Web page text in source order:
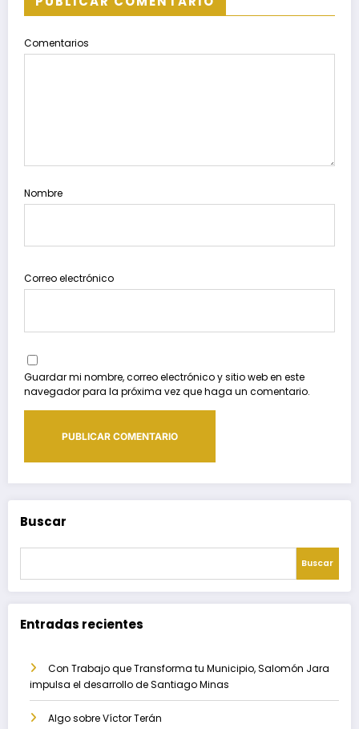
Comentarios
Nombre
Correo electrónico
Guardar mi nombre, correo electrónico y sitio web en este
navegador para la próxima vez que haga un comentario.
Buscar
Buscar
Entradas recientes
Con Trabajo que Transforma tu Municipio, Salomón Jara
impulsa el desarrollo de Santiago Minas
Algo sobre Víctor Terán